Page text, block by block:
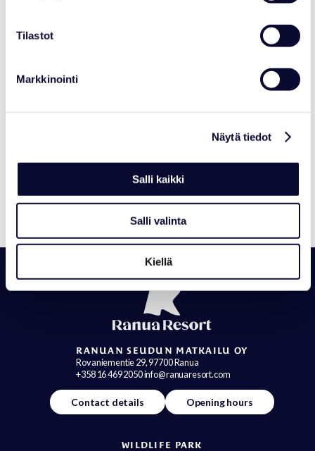
Tilastot
Markkinointi
Näytä tiedot
Salli kaikki
Salli valinta
Kiellä
Courtyard Kiosk Closed Temporarily
Read more
RANUAN SEUDUN MATKAILU OY
Rovaniementie 29, 97700 Ranua
+358 16 469 2050 info@ranuaresort.com
Contact details Opening hours
WILDLIFE PARK